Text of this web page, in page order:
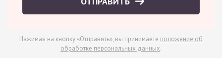
Нажимая на кнопку «Отправить», вы принимаете положение об
обработке персональных данных.